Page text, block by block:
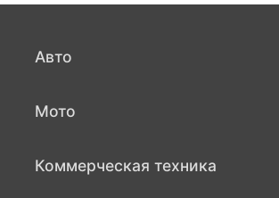
Авто
Мото
Коммерческая техника